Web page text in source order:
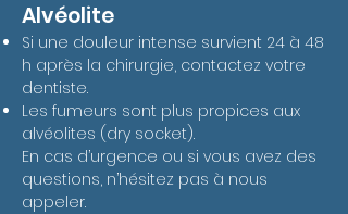
Alvéolite
Si une douleur intense survient 24 à 48
h après la chirurgie, contactez votre
dentiste.
Les fumeurs sont plus propices aux
alvéolites (dry socket).
En cas d’urgence ou si vous avez des
questions, n’hésitez pas à nous
appeler.